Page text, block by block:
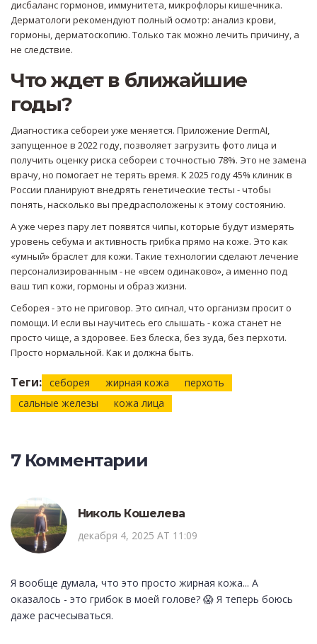
дисбаланс гормонов, иммунитета, микрофлоры кишечника.
Дерматологи рекомендуют полный осмотр: анализ крови,
гормоны, дерматоскопию. Только так можно лечить причину, а
не следствие.
Что ждет в ближайшие
годы?
Диагностика себореи уже меняется. Приложение DermAI,
запущенное в 2022 году, позволяет загрузить фото лица и
получить оценку риска себореи с точностью 78%. Это не замена
врачу, но помогает не терять время. К 2025 году 45% клиник в
России планируют внедрять генетические тесты - чтобы
понять, насколько вы предрасположены к этому состоянию.
А уже через пару лет появятся чипы, которые будут измерять
уровень себума и активность грибка прямо на коже. Это как
«умный» браслет для кожи. Такие технологии сделают лечение
персонализированным - не «всем одинаково», а именно под
ваш тип кожи, гормоны и образ жизни.
Себорея - это не приговор. Это сигнал, что организм просит о
помощи. И если вы научитесь его слышать - кожа станет не
просто чище, а здоровее. Без блеска, без зуда, без перхоти.
Просто нормальной. Как и должна быть.
Теги: себорея жирная кожа
перхоть
сальные железы
кожа лица
7 Комментарии
Николь Кошелева
декабря 4, 2025 AT 11:09
Я вообще думала, что это просто жирная кожа... А
оказалось - это грибок в моей голове? 😱 Я теперь боюсь
даже расчесываться.